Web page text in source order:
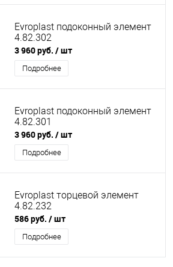
Evroplast подоконный элемент
4.82.302
3 960 руб. / шт
Подробнее
Evroplast подоконный элемент
4.82.301
3 960 руб. / шт
Подробнее
Evroplast торцевой элемент
4.82.232
586 руб. / шт
Подробнее